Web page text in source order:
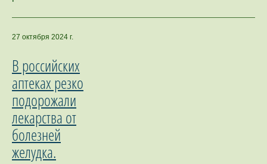
27 октября 2024 г.
В российских
аптеках резко
подорожали
лекарства от
болезней
желудка.